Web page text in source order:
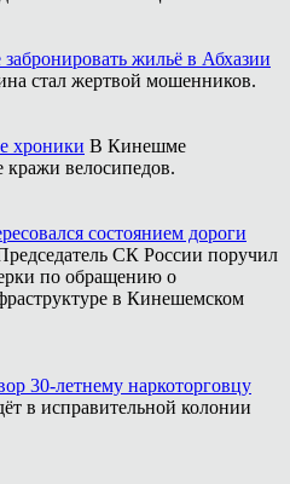
жильё в Абхазии
стал жертвой мошенников.
хроники В Кинешме
кражи велосипедов.
состоянием дороги
СК России поручил
по обращению о
в Кинешемском
30-летнему наркоторговцу
в исправительной колонии